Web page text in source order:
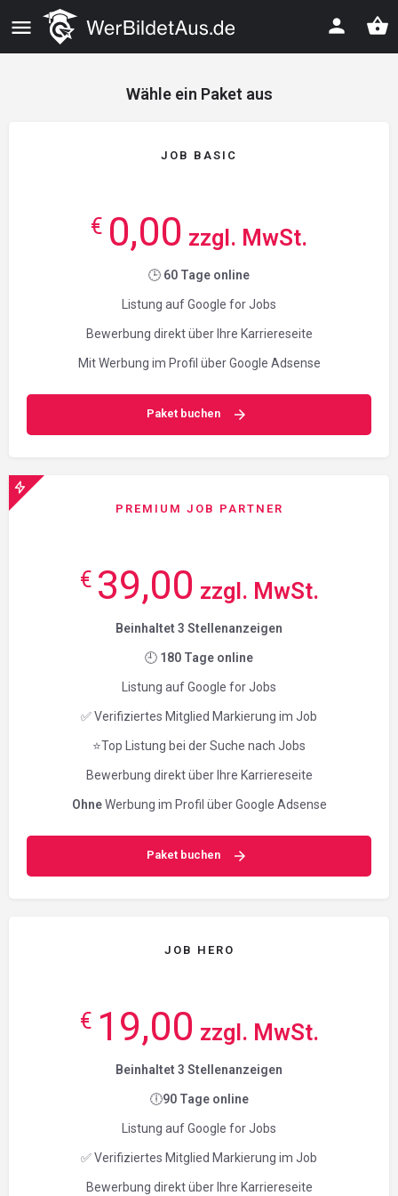
Wähle ein Paket aus
JOB BASIC
€ 0,00 zzgl. MwSt.
🕒 60 Tage online
Listung auf Google for Jobs
Bewerbung direkt über Ihre Karriereseite
Mit Werbung im Profil über Google Adsense
Paket buchen
PREMIUM JOB PARTNER
€ 39,00 zzgl. MwSt.
Beinhaltet 3 Stellenanzeigen
🕘 180 Tage online
Listung auf Google for Jobs
✅ Verifiziertes Mitglied Markierung im Job
⭐Top Listung bei der Suche nach Jobs
Bewerbung direkt über Ihre Karriereseite
OhneWerbung im Profil über Google Adsense
Paket buchen
JOB HERO
€ 19,00 zzgl. MwSt.
Beinhaltet 3 Stellenanzeigen
🕕90 Tage online
Listung auf Google for Jobs
✅ Verifiziertes Mitglied Markierung im Job
Bewerbung direkt über Ihre Karriereseite